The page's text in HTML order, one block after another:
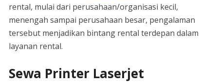
rental, mulai dari perusahaan/organisasi kecil,
menengah sampai perusahaan besar, pengalaman
tersebut menjadikan bintang rental terdepan dalam
layanan rental.
Sewa Printer Laserjet